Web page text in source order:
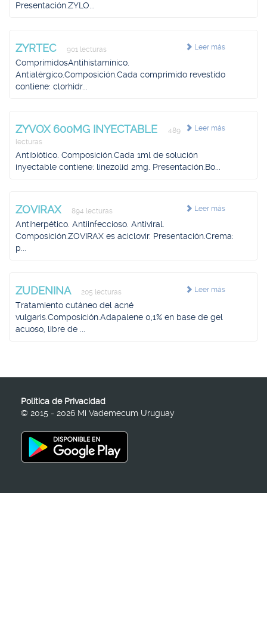
Presentación.ZYLO...
Leer más
ZYRTEC 901 lecturas
ComprimidosAntihistamínico.
Antialérgico.Composición.Cada comprimido revestido
contiene: clorhidr...
Leer más
ZYVOX 600MG INYECTABLE
489
lecturas
Antibiótico. Composición.Cada 1ml de solución
inyectable contiene: linezolid 2mg. Presentación.Bo...
Leer más
ZOVIRAX 894 lecturas
Antiherpético. Antiinfeccioso. Antiviral.
Composición.ZOVIRAX es aciclovir. Presentación.Crema:
p...
Leer más
ZUDENINA 205 lecturas
Tratamiento cutáneo del acné
vulgaris.Composición.Adapalene 0,1% en base de gel
acuoso, libre de ...
Política de Privacidad
© 2015 - 2026 Mi Vademecum Uruguay